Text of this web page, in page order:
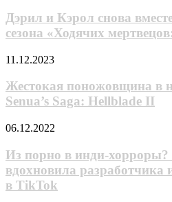
Castle
с
героями,
которых
разница
в
возрасте
Кэрол
снова
вместе
тизере
сезона
«Ходячих
Дэрила
Дэрил и Кэрол снова
сезона «Ходячих
Жестокая
в
новом
трейлере
Saga:
II
11.12.2023
Жестокая поножовщина в
Senua’s Saga: Hellblade II
Из порно
хорроры?
Актриса
MollyMoonn
вдохновила
06.12.2022
Из порно в инди-
вдохновила
в TikTok